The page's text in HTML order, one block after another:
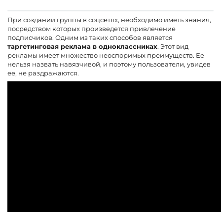
При создании группы в соцсетях, необходимо иметь знания,
посредством которых произведется привлечение
подписчиков. Одним из таких способов является
таргетинговая реклама в одноклассниках. Этот вид
рекламы имеет множество неоспоримых преимуществ. Ее
нельзя назвать навязчивой, и поэтому пользователи, увидев
ее, не раздражаются.